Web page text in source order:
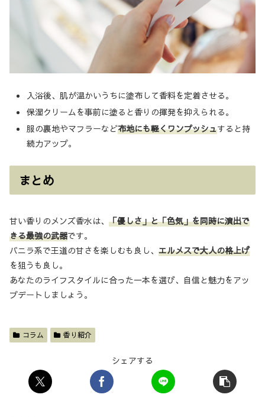
入浴後、肌が温かいうちに塗布して香料を定着させる。
保湿クリームを事前に塗ると香りの揮発を抑えられる。
服の裏地やマフラーなど布地にも軽くワンプッシュすると持
続力アップ。
まとめ
甘い香りのメンズ香水は、 「優しさ」と「色気」を同時に演出で
きる最強の武器です。
バニラ系で王道の甘さを楽しむも良し、 エルメスで大人の格上げ
を狙うも良し。
あなたのライフスタイルに合った一本を選び、自信と魅力をアッ
プデートしましょう。
コラム 香り紹介
シェアする